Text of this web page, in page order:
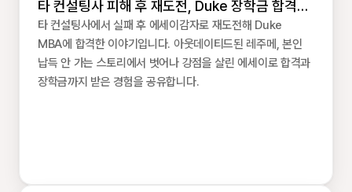
타 컨설팅사 피해 후 재도전, Duke 장학금 합격
후기
타 컨설팅사에서 실패 후 에세이감자로 재도전해 Duke
MBA에 합격한 이야기입니다. 아웃데이티드된 레주메, 본인
납득 안 가는 스토리에서 벗어나 강점을 살린 에세이로 합격과
장학금까지 받은 경험을 공유합니다.